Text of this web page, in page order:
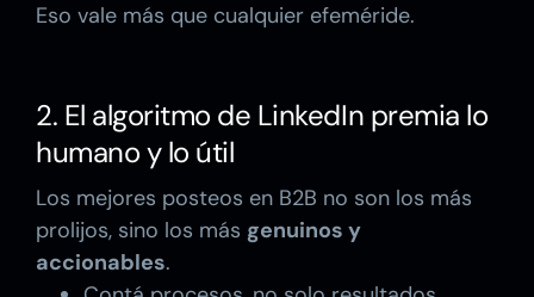
Eso vale más que cualquier efeméride.
2. El algoritmo de LinkedIn premia lo
humano y lo útil
Los mejores posteos en B2B no son los más
prolijos, sino los más genuinos y
accionables.